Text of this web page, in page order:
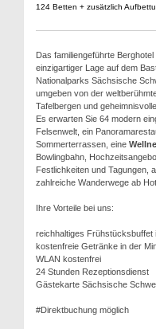
124 Betten + zusätzlich
Das familiengeführte
einzigartiger Lage auf dem
Nationalparks Sächsische
umgeben von der
Tafelbergen und
Es erwarten Sie 64 modern
Felsenwelt, ein
Sommerterrassen, eine
Bowlingbahn,
Festlichkeiten und Tagungen,
zahlreiche Wanderwege ab
Ihre Vorteile bei uns:
reichhaltiges Frühstücksbuffet
kostenfreie Getränke in der
WLAN kostenfrei
24 Stunden Rezeptionsdienst
Gästekarte Sächsische
#Direktbuchung möglich